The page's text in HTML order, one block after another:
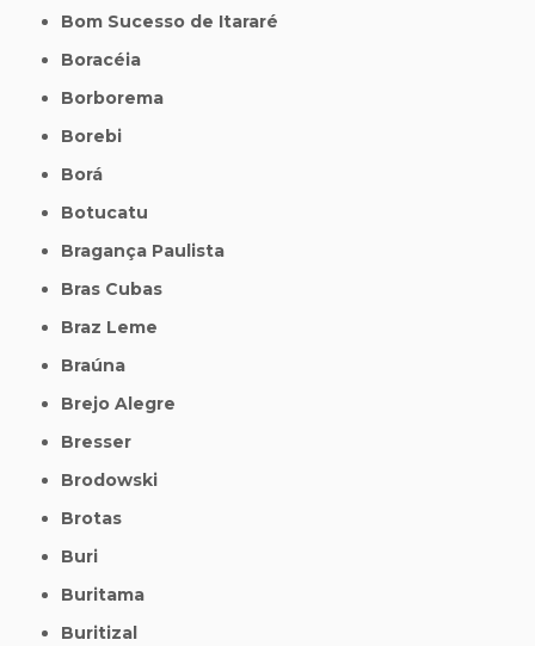
Bom Sucesso de Itararé
Boracéia
Borborema
Borebi
Borá
Botucatu
Bragança Paulista
Bras Cubas
Braz Leme
Braúna
Brejo Alegre
Bresser
Brodowski
Brotas
Buri
Buritama
Buritizal